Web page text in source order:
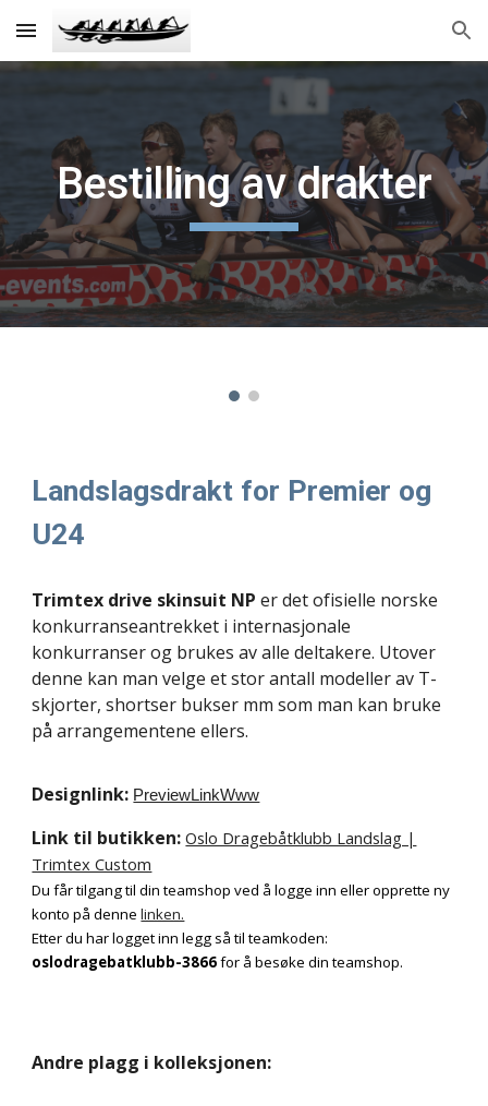
Skip to main content Skip to navigation
Bestilling av drakter
Landslagsdrakt for Premier og
U24
Trimtex drive skinsuit NP er det ofisielle norske
konkurranseantrekket i internasjonale
konkurranser og brukes av alle deltakere. Utover
denne kan man velge et stor antall modeller av T-
skjorter, shortser bukser mm som man kan bruke
på arrangementene ellers.
Designlink: PreviewLinkWww
Link til butikken: Oslo Dragebåtklubb Landslag |
Trimtex Custom
Du får tilgang til din teamshop ved å logge inn eller opprette ny
konto på denne linken.
Etter du har logget inn legg så til teamkoden:
oslodragebatklubb-3866for å besøke din teamshop.
Andre plagg i kolleksjonen: